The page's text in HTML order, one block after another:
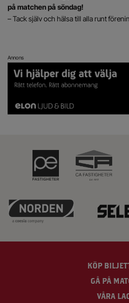
på matchen på söndag!
– Tack själv och hälsa till alla runt
Annons
KÖP
GÅ PÅ
VÅRA